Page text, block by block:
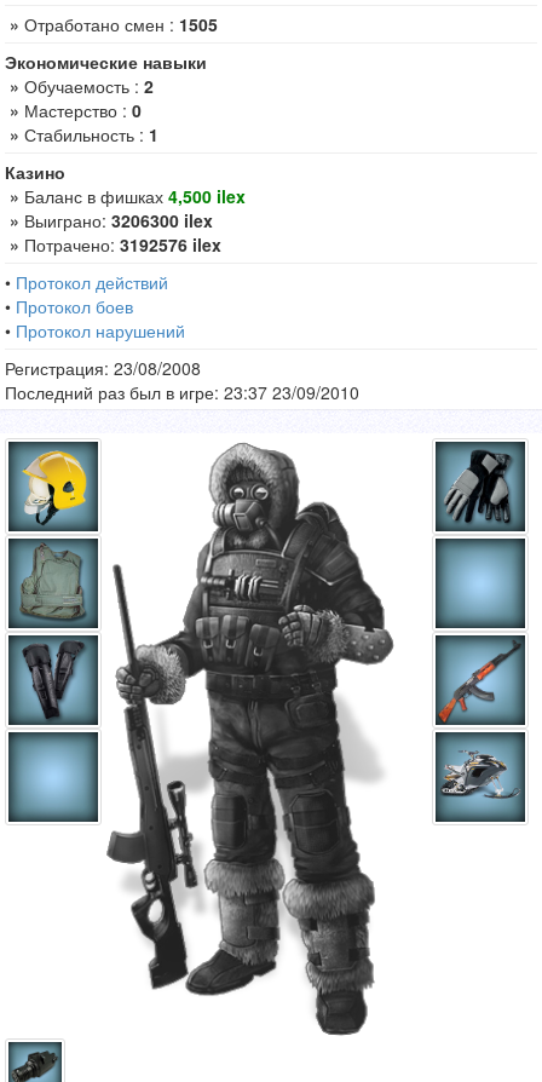
» Отработано смен : 1505
Экономические навыки
» Обучаемость : 2
» Мастерство : 0
» Стабильность : 1
Казино
» Баланс в фишках 4,500 ilex
» Выиграно: 3206300 ilex
» Потрачено: 3192576 ilex
• Протокол действий
• Протокол боев
• Протокол нарушений
Регистрация: 23/08/2008
Последний раз был в игре: 23:37 23/09/2010